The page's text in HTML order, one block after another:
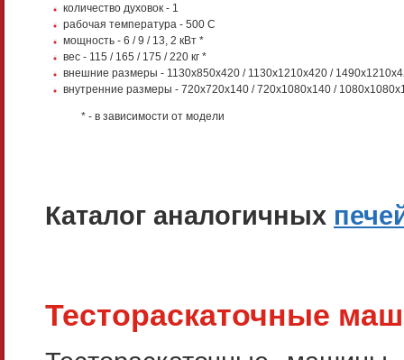
количество духовок - 1
рабочая температура - 500 С
мощность - 6 / 9 / 13, 2 кВт *
вес - 115 / 165 / 175 / 220 кг *
внешние размеры - 1130х850х420 / 1130х1210х420 /
внутренние размеры - 720х720х140 / 720х1080х140 /
* - в зависимости от модели
Каталог аналогичных
Тестораскаточные